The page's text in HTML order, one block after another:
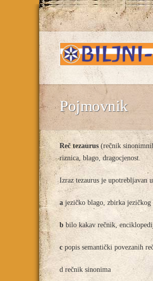
Pojmovnik
Reč tezaurus(rečnik
riznica, blago, dragocjenost.
Izraz tezaurus je upotrebljavan
ajezičko blago, zbirka jezičkog
b bilo kakav rečnik,
cpopis semantički povezanih
d rečnik sinonima